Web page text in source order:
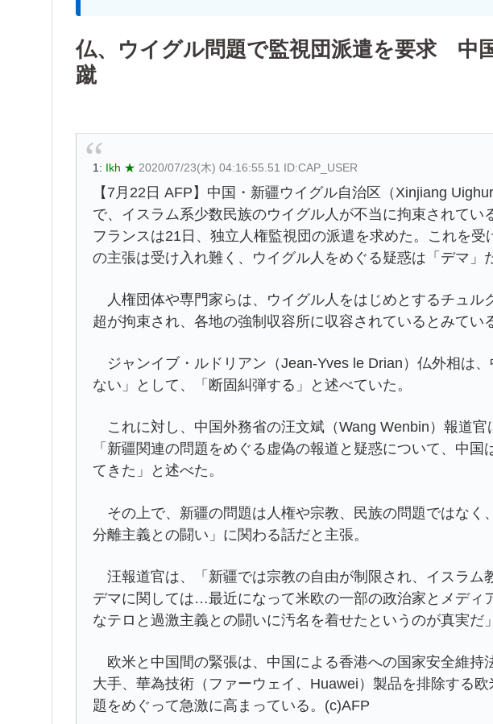
仏、ウイグル問題で監視団派遣を要求 中
蹴
1: Ikh ★ 2020/07/23(木) 04:16:55.51 ID:CAP_USER
【7月22日 AFP】中国・新疆ウイグル自治区（Xinjiang
で、イスラム系少数民族のウイグル人が不当に拘束されてい
フランスは21日、独立人権監視団の派遣を求めた。これを受
の主張は受け入れ難く、ウイグル人をめぐる疑惑は「デマ」
人権団体や専門家らは、ウイグル人をはじめとするチュル
超が拘束され、各地の強制収容所に収容されているとみてい
ジャンイブ・ルドリアン（Jean-Yves le Drian）仏外相は、
ない」として、「断固糾弾する」と述べていた。
これに対し、中国外務省の汪文斌（Wang Wenbin）報道官
「新疆関連の問題をめぐる虚偽の報道と疑惑について、中国
てきた」と述べた。
その上で、新疆の問題は人権や宗教、民族の問題ではなく
分離主義との闘い」に関わる話だと主張。
汪報道官は、「新疆では宗教の自由が制限され、イスラム
デマに関しては…最近になって米欧の一部の政治家とメディ
なテロと過激主義との闘いに汚名を着せたというのが真実だ
欧米と中国間の緊張は、中国による香港への国家安全維持
大手、華為技術（ファーウェイ、Huawei）製品を排除する
題をめぐって急激に高まっている。(c)AFP